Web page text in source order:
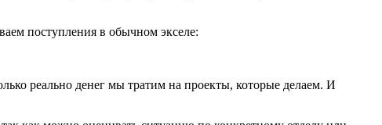
поступления в обычном экселе:
реально денег мы тратим на проекты, которые делаем. И